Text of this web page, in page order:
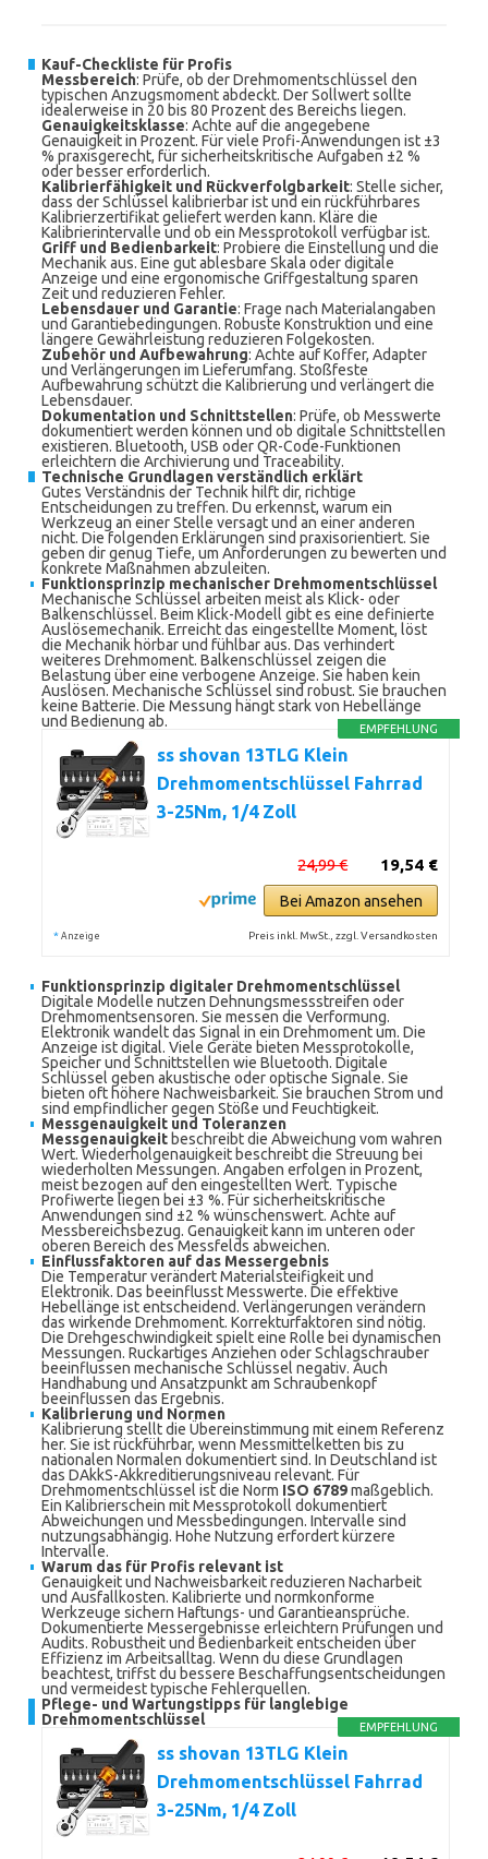
Kauf-Checkliste für Profis
Messbereich: Prüfe, ob der Drehmomentschlüssel den
typischen Anzugsmoment abdeckt. Der Sollwert sollte
idealerweise in 20 bis 80 Prozent des Bereichs liegen.
Genauigkeitsklasse: Achte auf die angegebene
Genauigkeit in Prozent. Für viele Profi-Anwendungen ist ±3
% praxisgerecht, für sicherheitskritische Aufgaben ±2 %
oder besser erforderlich.
Kalibrierfähigkeit und Rückverfolgbarkeit: Stelle sicher,
dass der Schlüssel kalibrierbar ist und ein rückführbares
Kalibrierzertifikat geliefert werden kann. Kläre die
Kalibrierintervalle und ob ein Messprotokoll verfügbar ist.
Griff und Bedienbarkeit: Probiere die Einstellung und die
Mechanik aus. Eine gut ablesbare Skala oder digitale
Anzeige und eine ergonomische Griffgestaltung sparen
Zeit und reduzieren Fehler.
Lebensdauer und Garantie: Frage nach Materialangaben
und Garantiebedingungen. Robuste Konstruktion und eine
längere Gewährleistung reduzieren Folgekosten.
Zubehör und Aufbewahrung: Achte auf Koffer, Adapter
und Verlängerungen im Lieferumfang. Stoßfeste
Aufbewahrung schützt die Kalibrierung und verlängert die
Lebensdauer.
Dokumentation und Schnittstellen: Prüfe, ob Messwerte
dokumentiert werden können und ob digitale Schnittstellen
existieren. Bluetooth, USB oder QR-Code-Funktionen
erleichtern die Archivierung und Traceability.
Technische Grundlagen verständlich erklärt
Gutes Verständnis der Technik hilft dir, richtige
Entscheidungen zu treffen. Du erkennst, warum ein
Werkzeug an einer Stelle versagt und an einer anderen
nicht. Die folgenden Erklärungen sind praxisorientiert. Sie
geben dir genug Tiefe, um Anforderungen zu bewerten und
konkrete Maßnahmen abzuleiten.
Funktionsprinzip mechanischer Drehmomentschlüssel
Mechanische Schlüssel arbeiten meist als Klick- oder
Balkenschlüssel. Beim Klick-Modell gibt es eine definierte
Auslösemechanik. Erreicht das eingestellte Moment, löst
die Mechanik hörbar und fühlbar aus. Das verhindert
weiteres Drehmoment. Balkenschlüssel zeigen die
Belastung über eine verbogene Anzeige. Sie haben kein
Auslösen. Mechanische Schlüssel sind robust. Sie brauchen
keine Batterie. Die Messung hängt stark von Hebellänge
und Bedienung ab.
EMPFEHLUNG
ss shovan 13TLG Klein
Drehmomentschlüssel Fahrrad
3-25Nm, 1/4 Zoll
19,54 €
24,99 €
Bei Amazon ansehen
* Anzeige Preis inkl. MwSt., zzgl. Versandkosten
Funktionsprinzip digitaler Drehmomentschlüssel
Digitale Modelle nutzen Dehnungsmessstreifen oder
Drehmomentsensoren. Sie messen die Verformung.
Elektronik wandelt das Signal in ein Drehmoment um. Die
Anzeige ist digital. Viele Geräte bieten Messprotokolle,
Speicher und Schnittstellen wie Bluetooth. Digitale
Schlüssel geben akustische oder optische Signale. Sie
bieten oft höhere Nachweisbarkeit. Sie brauchen Strom und
sind empfindlicher gegen Stöße und Feuchtigkeit.
Messgenauigkeit und Toleranzen
Messgenauigkeit beschreibt die Abweichung vom wahren
Wert. Wiederholgenauigkeit beschreibt die Streuung bei
wiederholten Messungen. Angaben erfolgen in Prozent,
meist bezogen auf den eingestellten Wert. Typische
Profiwerte liegen bei ±3 %. Für sicherheitskritische
Anwendungen sind ±2 % wünschenswert. Achte auf
Messbereichsbezug. Genauigkeit kann im unteren oder
oberen Bereich des Messfelds abweichen.
Einflussfaktoren auf das Messergebnis
Die Temperatur verändert Materialsteifigkeit und
Elektronik. Das beeinflusst Messwerte. Die effektive
Hebellänge ist entscheidend. Verlängerungen verändern
das wirkende Drehmoment. Korrekturfaktoren sind nötig.
Die Drehgeschwindigkeit spielt eine Rolle bei dynamischen
Messungen. Ruckartiges Anziehen oder Schlagschrauber
beeinflussen mechanische Schlüssel negativ. Auch
Handhabung und Ansatzpunkt am Schraubenkopf
beeinflussen das Ergebnis.
Kalibrierung und Normen
Kalibrierung stellt die Übereinstimmung mit einem Referenz
her. Sie ist rückführbar, wenn Messmittelketten bis zu
nationalen Normalen dokumentiert sind. In Deutschland ist
das DAkkS-Akkreditierungsniveau relevant. Für
Drehmomentschlüssel ist die Norm ISO 6789maßgeblich.
Ein Kalibrierschein mit Messprotokoll dokumentiert
Abweichungen und Messbedingungen. Intervalle sind
nutzungsabhängig. Hohe Nutzung erfordert kürzere
Intervalle.
Warum das für Profis relevant ist
Genauigkeit und Nachweisbarkeit reduzieren Nacharbeit
und Ausfallkosten. Kalibrierte und normkonforme
Werkzeuge sichern Haftungs- und Garantieansprüche.
Dokumentierte Messergebnisse erleichtern Prüfungen und
Audits. Robustheit und Bedienbarkeit entscheiden über
Effizienz im Arbeitsalltag. Wenn du diese Grundlagen
beachtest, triffst du bessere Beschaffungsentscheidungen
und vermeidest typische Fehlerquellen.
Pflege- und Wartungstipps für langlebige
Drehmomentschlüssel
EMPFEHLUNG
ss shovan 13TLG Klein
Drehmomentschlüssel Fahrrad
3-25Nm, 1/4 Zoll